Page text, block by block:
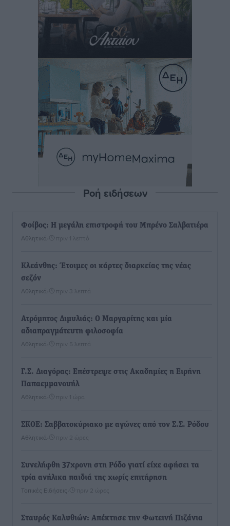
Ροή ειδήσεων
Φοίβος: Η μεγάλη επιστροφή του Μπρένο Σαλβατιέρα
Αθλητικά πριν 1 λεπτό
Κλεάνθης: Έτοιμες οι κάρτες διαρκείας της νέας
σεζόν
Αθλητικά πριν 3 λεπτά
Ατρόμητος Διμυλιάς: Ο Μαργαρίτης και μία
αδιαπραγμάτευτη φιλοσοφία
Αθλητικά πριν 5 λεπτά
Γ.Σ. Διαγόρας: Επέστρεψε στις Ακαδημίες η Ειρήνη
Παπαεμμανουήλ
Αθλητικά πριν 1 ώρα
ΣΚΟΕ: Σαββατοκύριακο με αγώνες από τον Σ.Σ. Ρόδου
Αθλητικά πριν 2 ώρες
Συνελήφθη 37χρονη στη Ρόδο γιατί είχε αφήσει τα
τρία ανήλικα παιδιά της χωρίς επιτήρηση
Τοπικές Ειδήσεις πριν 2 ώρες
Σταυρός Καλυθιών: Απέκτησε την Φωτεινή Πιζάνια